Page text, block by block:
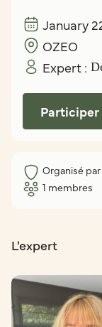
January
OZEO
Expert :
Organisé
1 membres
L'expert